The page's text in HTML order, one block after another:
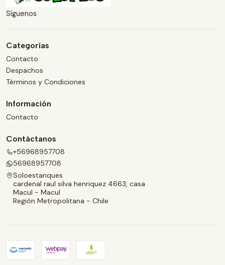
Síguenos
Categorías
Contacto
Despachos
Términos y Condiciones
Información
Contacto
Contáctanos
+56968957708
56968957708
Soloestanques
cardenal raul silva henriquez 4663, casa
Macul - Macul
Región Metropolitana - Chile